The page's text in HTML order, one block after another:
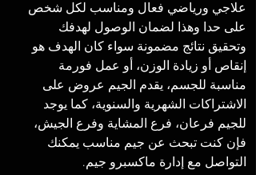
علاجي ورياضي فعال ومناسب لكل شخص
على حدا وهذا لضمان الوصول لهدفك
وتحقيق نتائج مضمونة سواء كان الهدف هو
إنقاص أو زيادة الوزن، أو عمل فورمة
مناسبة للجسم، يقدم الجيم عروض على
الاشتراكات الشهرية والسنوية، كما يوجد
للجيم فرعان، فرع المشاية وفرع الجيش،
فإن كنت تبحث عن جيم مناسب يمكنك
التواصل مع إدارة ماكسبرو جيم.